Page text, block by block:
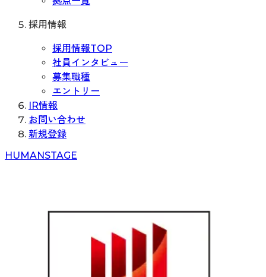
採用情報
採用情報TOP
社員インタビュー
募集職種
エントリー
IR情報
お問い合わせ
新規登録
HUMANSTAGE